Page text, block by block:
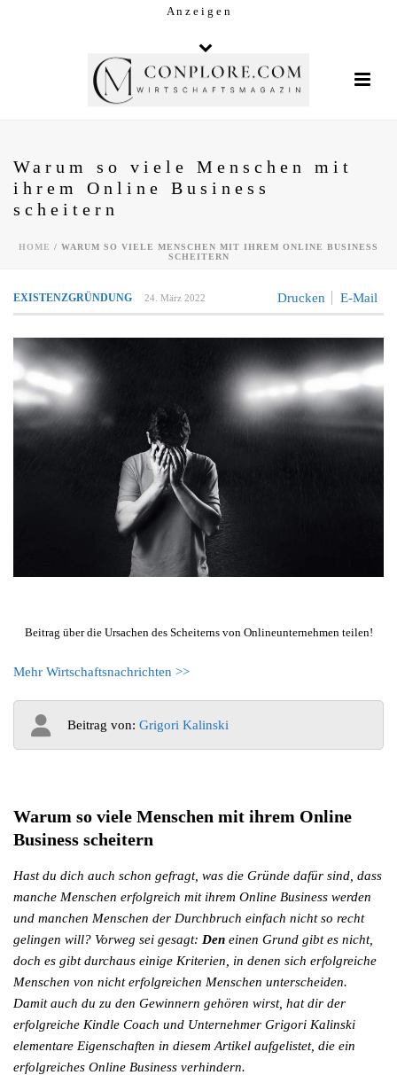
A n z e i g e n
Warum so viele Menschen mit
ihrem Online Business
scheitern
HOME / WARUM SO VIELE MENSCHEN MIT IHREM ONLINE BUSINESS
SCHEITERN
Drucken E-Mail
EXISTENZGRÜNDUNG 24. März 2022
Beitrag über die Ursachen des Scheiterns von Onlineunternehmen teilen!
Mehr Wirtschaftsnachrichten >>
Beitrag von: Grigori Kalinski
Warum so viele Menschen mit ihrem Online
Business scheitern
Hast du dich auch schon gefragt, was die Gründe dafür sind, dass
manche Menschen erfolgreich mit ihrem Online Business werden
und manchen Menschen der Durchbruch einfach nicht so recht
gelingen will? Vorweg sei gesagt: Den einen Grund gibt es nicht,
doch es gibt durchaus einige Kriterien, in denen sich erfolgreiche
Menschen von nicht erfolgreichen Menschen unterscheiden.
Damit auch du zu den Gewinnern gehören wirst, hat dir der
erfolgreiche Kindle Coach und Unternehmer Grigori Kalinski
elementare Eigenschaften in diesem Artikel aufgelistet, die ein
erfolgreiches Online Business verhindern.